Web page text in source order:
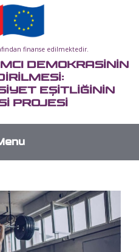
finanse edilmektedir.
DEMOKRASİNİN
EŞİTLİĞİNİN
PROJESİ